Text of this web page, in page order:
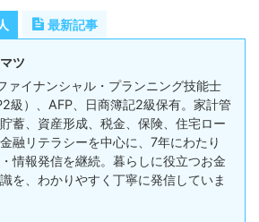
最新記事
ツ
ァイナンシャル・プランニング技能士
級）、AFP、日商簿記2級保有。家計管
蓄、資産形成、税金、保険、住宅ロー
融リテラシーを中心に、7年にわたり
情報発信を継続。暮らしに役立つお金
を、わかりやすく丁寧に発信していま